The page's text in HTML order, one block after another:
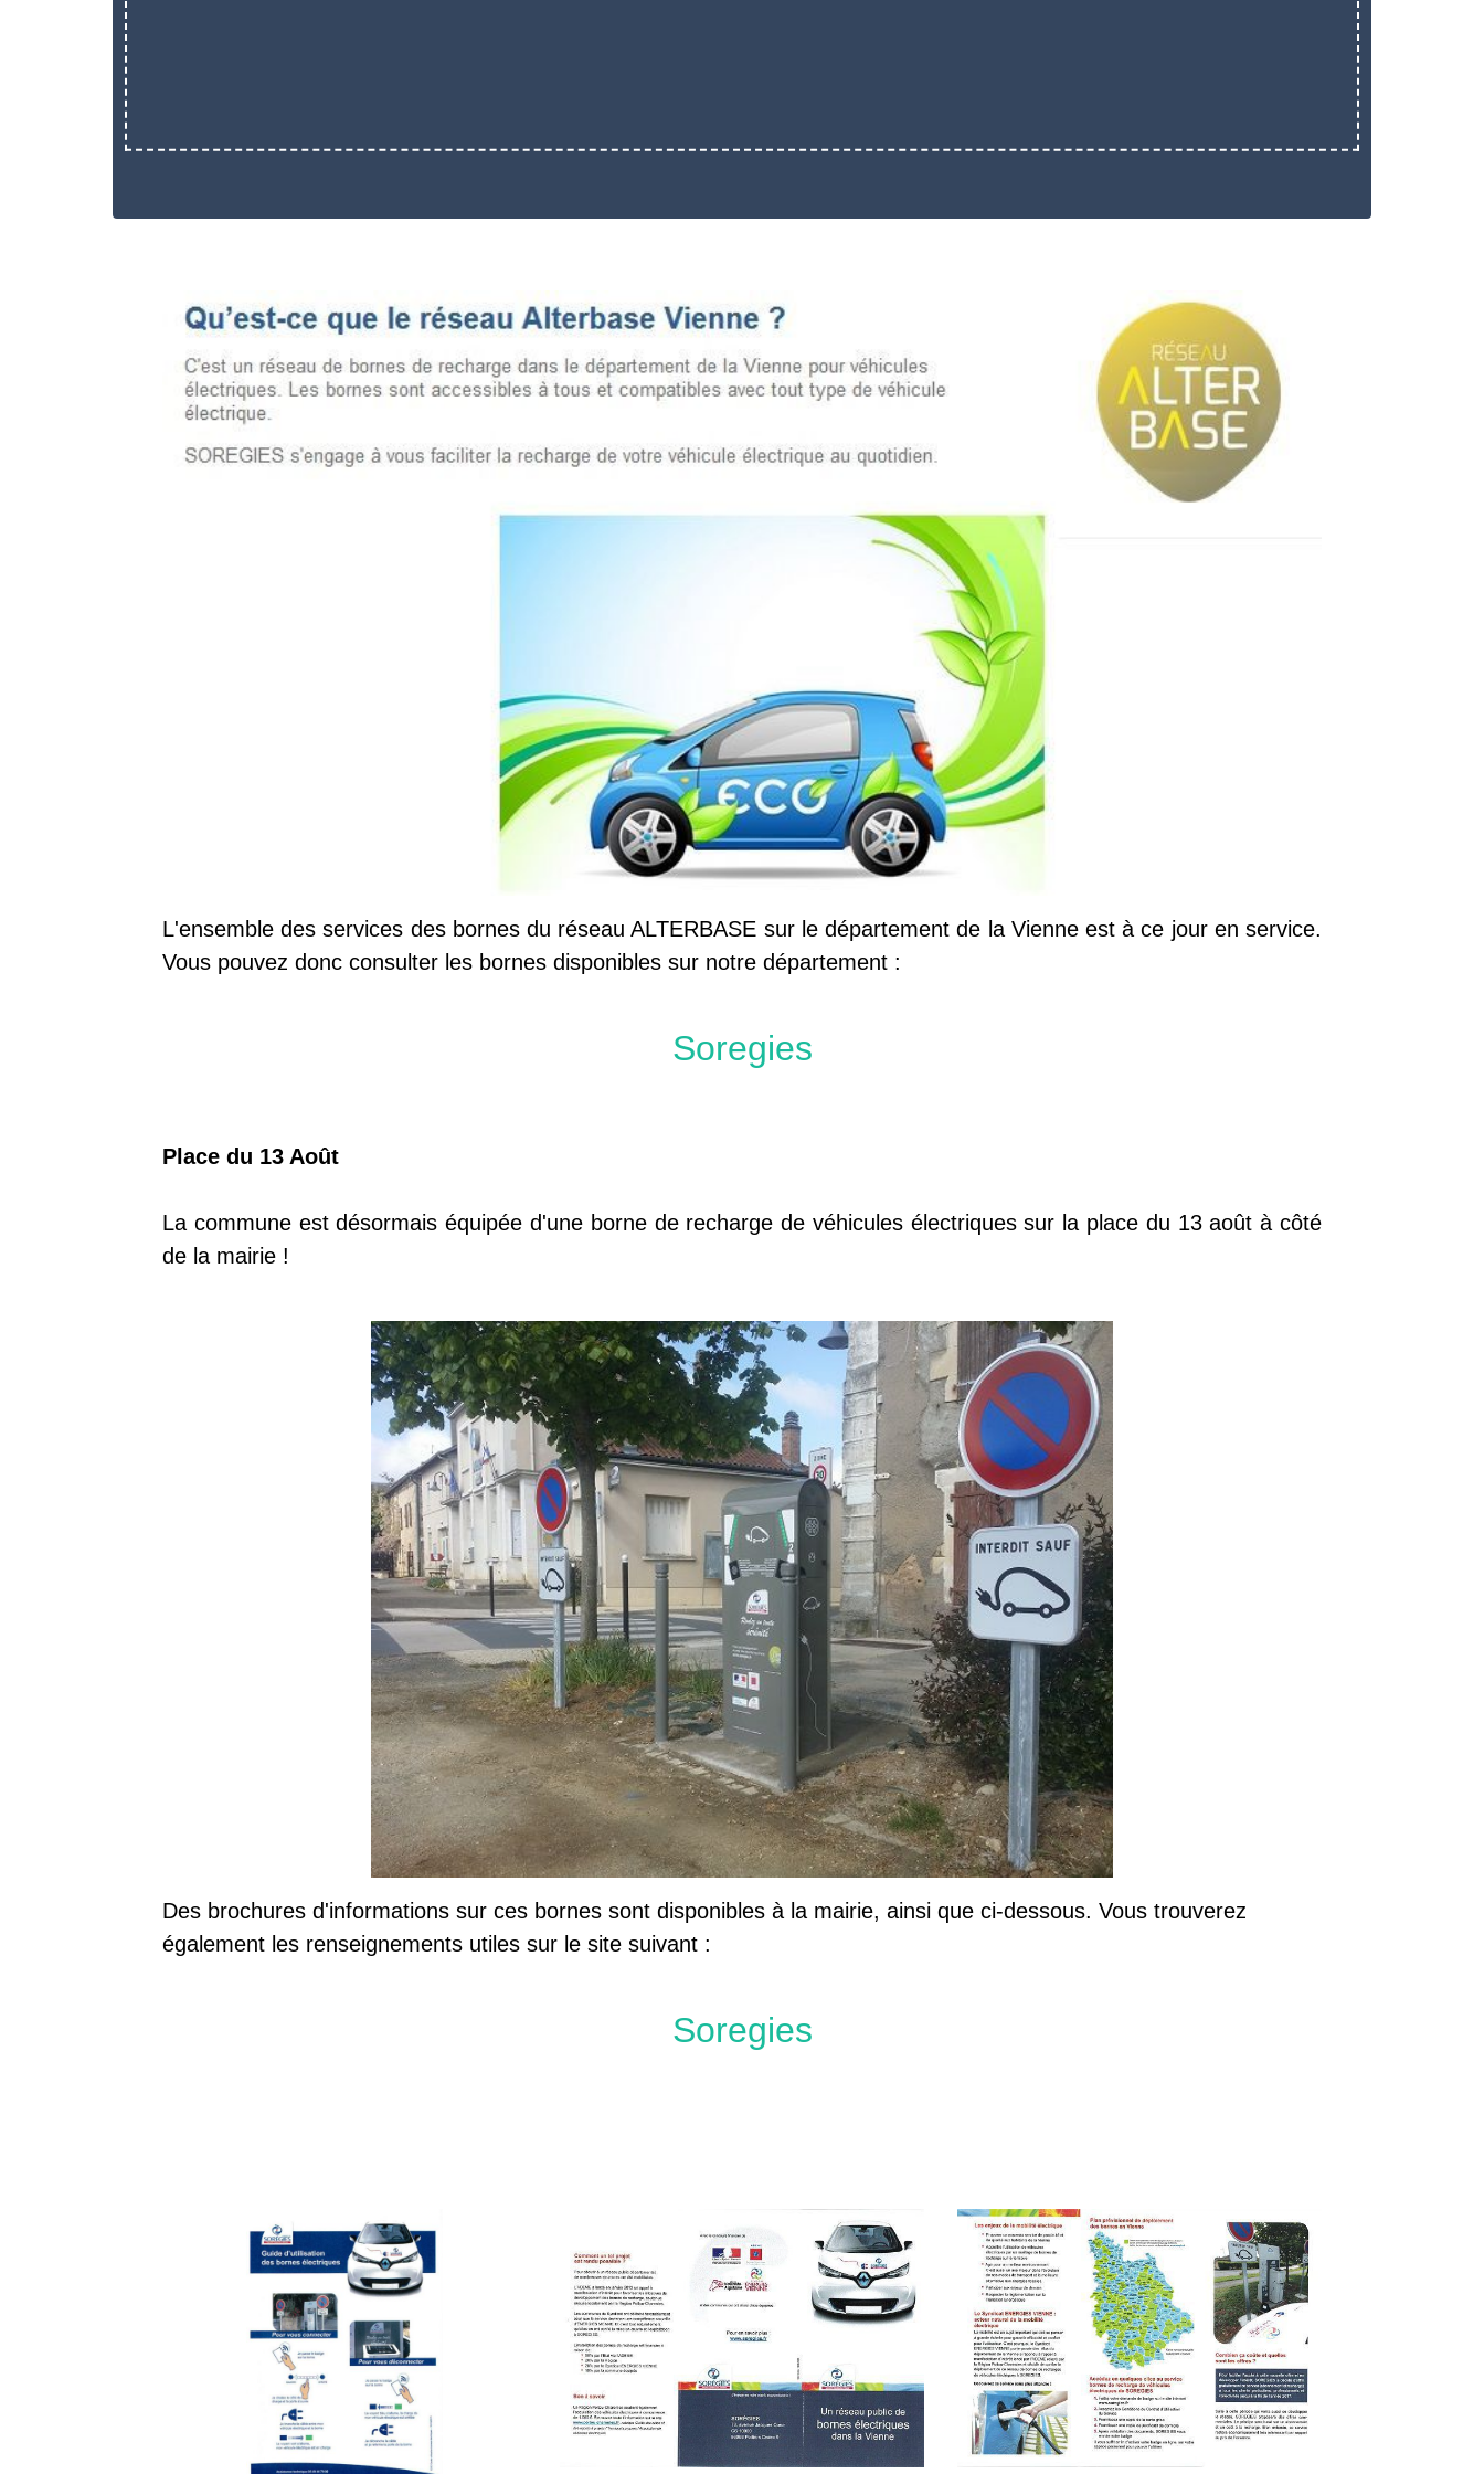
L'ensemble des services des bornes du réseau ALTERBASE sur le département de la Vienne est à ce jour en service.
Vous pouvez donc consulter les bornes disponibles sur notre département :
Soregies
Place du 13 Août
La commune est désormais équipée d'une borne de recharge de véhicules électriques sur la place du 13 août à côté
de la mairie !
Des brochures d'informations sur ces bornes sont disponibles à la mairie, ainsi que ci-dessous. Vous trouverez
également les renseignements utiles sur le site suivant :
Soregies